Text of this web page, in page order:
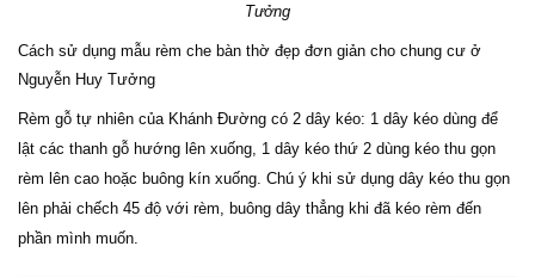
Tưởng
Cách sử dụng mẫu rèm che bàn thờ đẹp đơn giản cho chung cư ở
Nguyễn Huy Tưởng
Rèm gỗ tự nhiên của Khánh Đường có 2 dây kéo: 1 dây kéo dùng để
lật các thanh gỗ hướng lên xuống, 1 dây kéo thứ 2 dùng kéo thu gọn
rèm lên cao hoặc buông kín xuống. Chú ý khi sử dụng dây kéo thu gọn
lên phải chếch 45 độ với rèm, buông dây thẳng khi đã kéo rèm đến
phần mình muốn.